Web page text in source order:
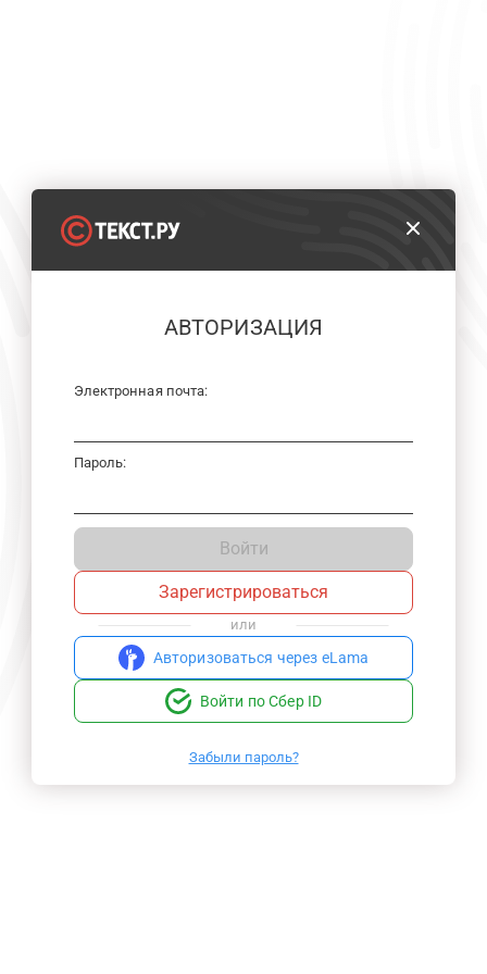
АВТОРИЗАЦИЯ
Электронная почта:
Пароль:
Войти
Зарегистрироваться
или
Авторизоваться через eLama
Войти по Сбер ID
Забыли пароль?